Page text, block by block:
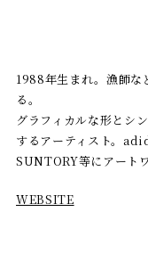
1988年生まれ。漁師な
る。
グラフィカルな形とシ
するアーティスト。
SUNTORY等にアート
WEBSITE